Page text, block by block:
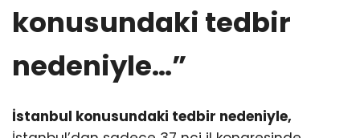
konusundaki tedbir
nedeniyle…”
İstanbul konusundaki tedbir nedeniyle,